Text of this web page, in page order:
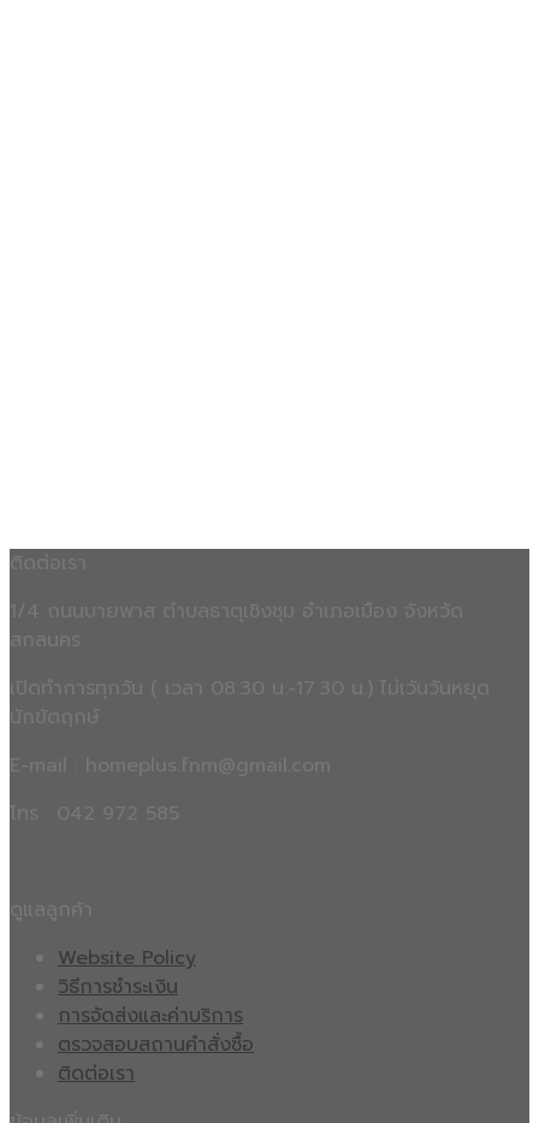
1/4 ถนนบายพาส ตำบลธาตุเชิงชุม อำเภอเมือง จังหวัด
เปิดทำการทุกวัน ( เวลา 08:30 น.-17.30 น.) ไม่เว้นวันหยุด
E-mail : homeplus.fnm@gmail.com
โทร : 042 972 585
Website Policy
วิธีการชำระเงิน
การจัดส่งและค่าบริการ
ตรวจสอบสถานคำสั่งซื้อ
ติดต่อเรา